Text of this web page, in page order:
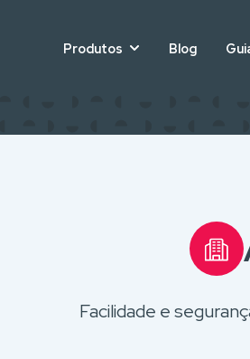
Produtos Blog
Facilidade e